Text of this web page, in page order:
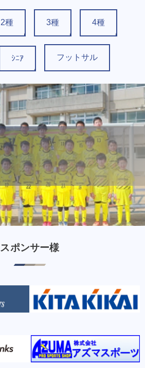
2種 3種 4種
ｼﾆｱ フットサル
スポンサー様